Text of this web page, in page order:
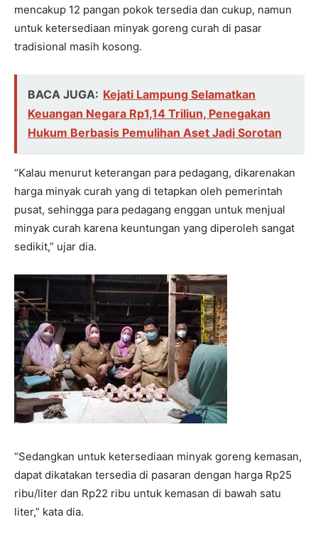
mencakup 12 pangan pokok tersedia dan cukup, namun
untuk ketersediaan minyak goreng curah di pasar
tradisional masih kosong.
BACA JUGA: Kejati Lampung Selamatkan
Keuangan Negara Rp1,14 Triliun, Penegakan
Hukum Berbasis Pemulihan Aset Jadi Sorotan
“Kalau menurut keterangan para pedagang, dikarenakan
harga minyak curah yang di tetapkan oleh pemerintah
pusat, sehingga para pedagang enggan untuk menjual
minyak curah karena keuntungan yang diperoleh sangat
sedikit,” ujar dia.
“Sedangkan untuk ketersediaan minyak goreng kemasan,
dapat dikatakan tersedia di pasaran dengan harga Rp25
ribu/liter dan Rp22 ribu untuk kemasan di bawah satu
liter,” kata dia.